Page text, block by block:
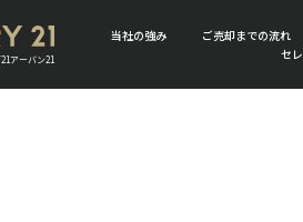
アーバン21
当社の強み ご売却までの流れ
セ